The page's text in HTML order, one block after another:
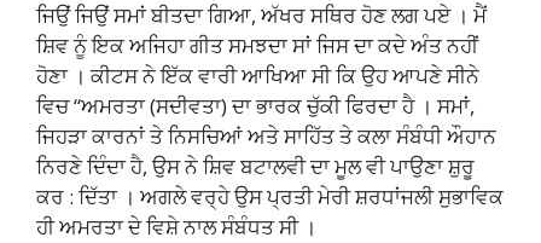
ਜਿਉਂ ਜਿਉਂ ਸਮਾਂ ਬੀਤਦਾ ਗਿਆ, ਅੱਖਰ ਸਥਿਰ ਹੋਣ ਲਗ ਪਏ । ਮੈਂ
ਸ਼ਿਵ ਨੂੰ ਇਕ ਅਜਿਹਾ ਗੀਤ ਸਮਝਦਾ ਸਾਂ ਜਿਸ ਦਾ ਕਦੇ ਅੰਤ ਨਹੀਂ
ਹੋਣਾ । ਕੀਟਸ ਨੇ ਇੱਕ ਵਾਰੀ ਆਖਿਆ ਸੀ ਕਿ ਉਹ ਆਪਣੇ ਸੀਨੇ
ਵਿਚ “ਅਮਰਤਾ (ਸਦੀਵਤਾ) ਦਾ ਭਾਰਕ ਚੁੱਕੀ ਫਿਰਦਾ ਹੈ । ਸਮਾਂ,
ਜਿਹੜਾ ਕਾਰਨਾਂ ਤੇ ਨਿਸਚਿਆਂ ਅਤੇ ਸਾਹਿੱਤ ਤੇ ਕਲਾ ਸੰਬੰਧੀ ਔਹਾਨ
ਨਿਰਣੇ ਦਿੰਦਾ ਹੈ, ਉਸ ਨੇ ਸ਼ਿਵ ਬਟਾਲਵੀ ਦਾ ਮੂਲ ਵੀ ਪਾਉਣਾ ਸ਼ੁਰੂ
ਕਰ : ਦਿੱਤਾ । ਅਗਲੇ ਵਰ੍ਹੇ ਉਸ ਪ੍ਰਤੀ ਮੇਰੀ ਸ਼ਰਧਾਂਜਲੀ ਸੁਭਾਵਿਕ
ਹੀ ਅਮਰਤਾ ਦੇ ਵਿਸ਼ੇ ਨਾਲ ਸੰਬੰਧਤ ਸੀ ।